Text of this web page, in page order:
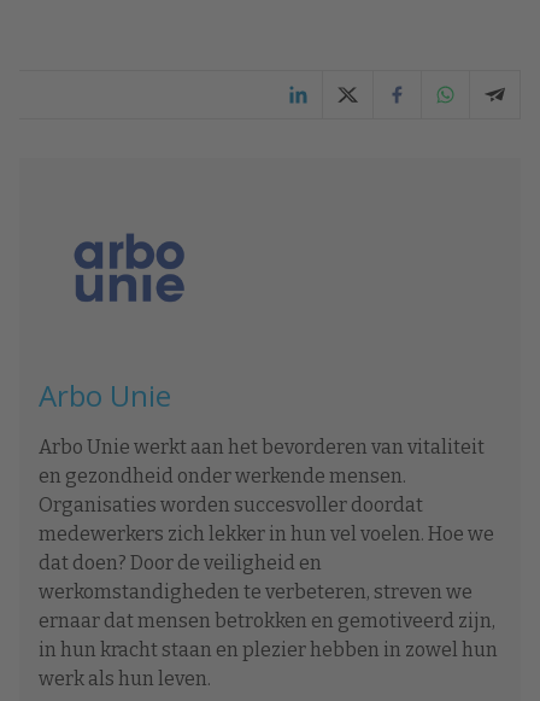
Arbo Unie
Arbo Unie werkt aan het bevorderen van vitaliteit
en gezondheid onder werkende mensen.
Organisaties worden succesvoller doordat
medewerkers zich lekker in hun vel voelen. Hoe we
dat doen? Door de veiligheid en
werkomstandigheden te verbeteren, streven we
ernaar dat mensen betrokken en gemotiveerd zijn,
in hun kracht staan en plezier hebben in zowel hun
werk als hun leven.